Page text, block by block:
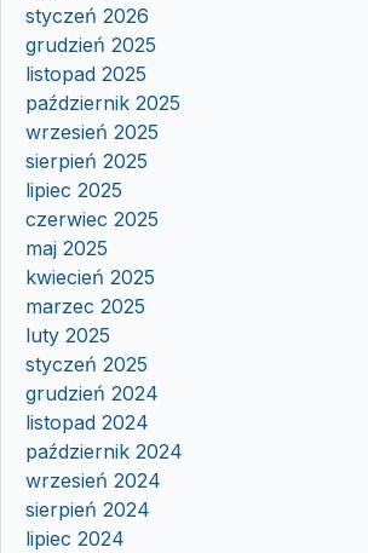
styczeń 2026
grudzień 2025
listopad 2025
październik 2025
wrzesień 2025
sierpień 2025
lipiec 2025
czerwiec 2025
maj 2025
kwiecień 2025
marzec 2025
luty 2025
styczeń 2025
grudzień 2024
listopad 2024
październik 2024
wrzesień 2024
sierpień 2024
lipiec 2024